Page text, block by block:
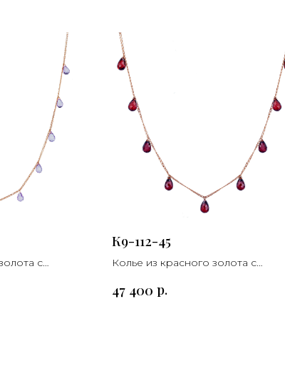
с
К9-112-45
Колье из красного золота с
47 400 р.